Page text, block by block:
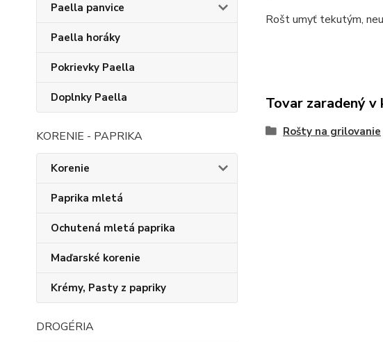
Paella panvice
Paella horáky
Pokrievky Paella
Doplnky Paella
KORENIE - PAPRIKA
Korenie
Paprika mletá
Ochutená mletá paprika
Maďarské korenie
Krémy, Pasty z papriky
DROGÉRIA
Rošt umyť tekutým,
Tovar zaradený v
Rošty na grilovanie